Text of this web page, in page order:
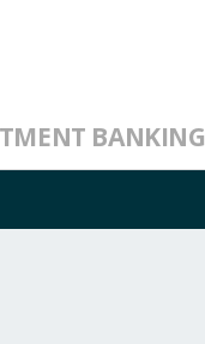
BANKING